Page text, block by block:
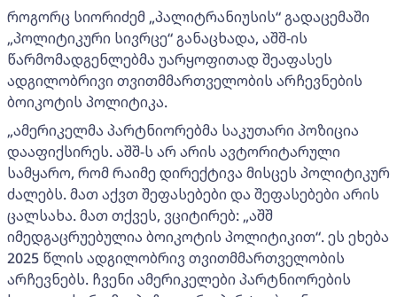
როგორც სიორიძემ „პალიტრანიუსის“ გადაცემაში
„პოლიტიკური სივრცე“ განაცხადა, აშშ-ის
წარმომადგენლებმა უარყოფითად შეაფასეს
ადგილობრივი თვითმმართველობის არჩევნების
ბოიკოტის პოლიტიკა.
„ამერიკელმა პარტნიორებმა საკუთარი პოზიცია
დააფიქსირეს. აშშ-ს არ არის ავტორიტარული
სამყარო, რომ რაიმე დირექტივა მისცეს პოლიტიკურ
ძალებს. მათ აქვთ შეფასებები და შეფასებები არის
ცალსახა. მათ თქვეს, ვციტირებ: „აშშ
იმედგაცრუებულია ბოიკოტის პოლიტიკით“. ეს ეხება
2025 წლის ადგილობრივ თვითმმართველობის
არჩევნებს. ჩვენი ამერიკელები პარტნიორების